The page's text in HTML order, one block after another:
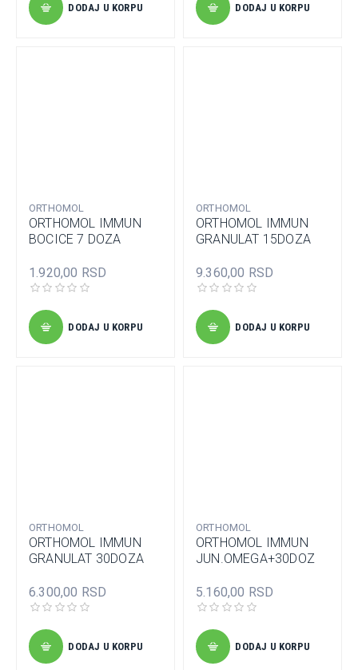
DODAJ U KORPU DODAJ U KORPU
ORTHOMOL
ORTHOMOL IMMUN
BOCICE 7 DOZA
1.920,00 RSD
DODAJ U KORPU
ORTHOMOL
ORTHOMOL IMMUN
GRANULAT 15DOZA
9.360,00 RSD
DODAJ U KORPU
ORTHOMOL
ORTHOMOL IMMUN
GRANULAT 30DOZA
6.300,00 RSD
DODAJ U KORPU
ORTHOMOL
ORTHOMOL IMMUN
JUN.OMEGA+30DOZ
5.160,00 RSD
DODAJ U KORPU